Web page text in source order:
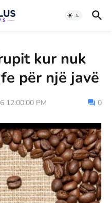
kur nuk
për një javë
12:00:00 PM 0